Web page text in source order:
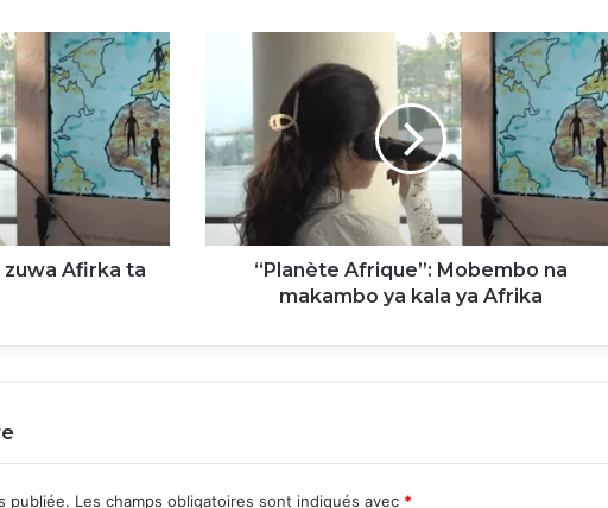
Afirka ta
makambo
ya
ya
Afrika
“Planète Afrique”: Mobembo na
makambo ya kala ya Afrika
publiée. Les champs obligatoires sont indiqués avec *